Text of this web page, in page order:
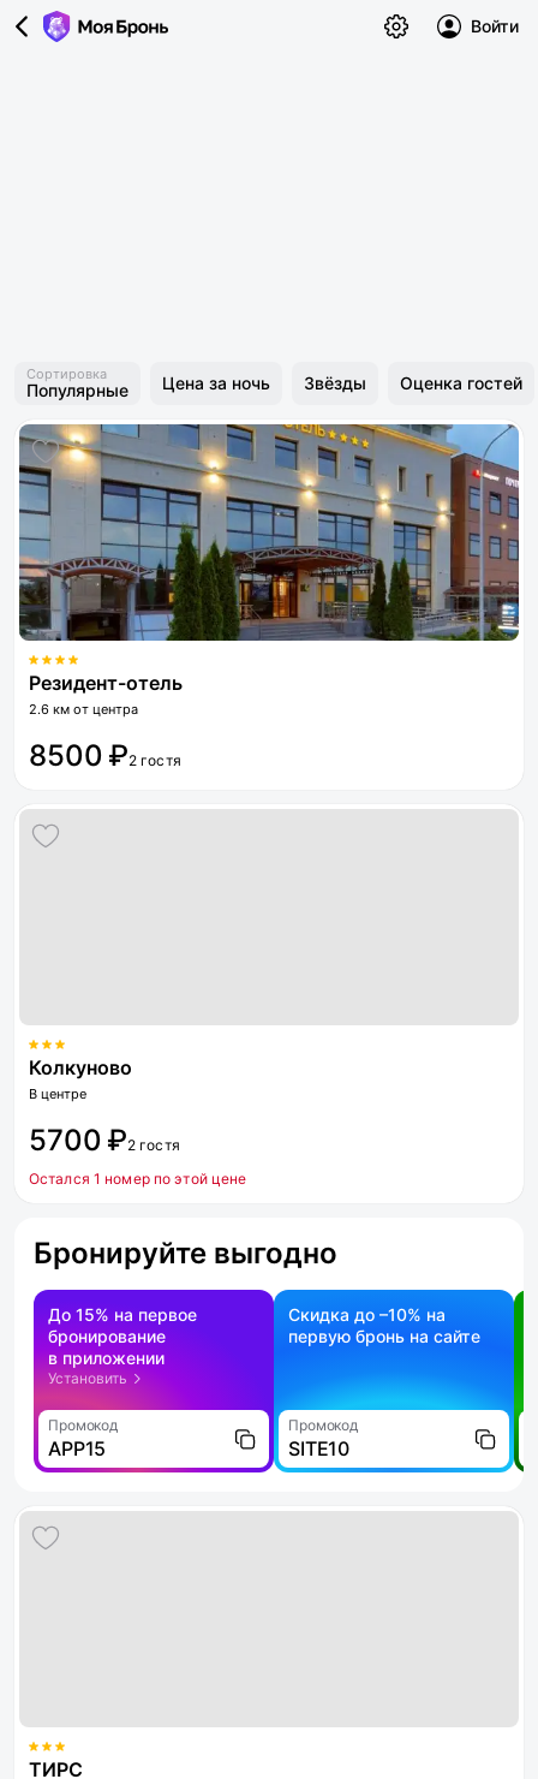
Войти
Сортировка
Популярные Цена за ночь Звёзды Оценка гостей
Резидент-отель
2.6 км от центра
8500 ₽2 гостя
Колкуново
В центре
5700 ₽2 гостя
Остался 1 номер по этой цене
Бронируйте выгодно
До 15% на первое
бронирование
в приложении
Установить
Промокод
APP15
Скидка до –10% на
первую бронь на сайте
Промокод
SITE10
ТИРС